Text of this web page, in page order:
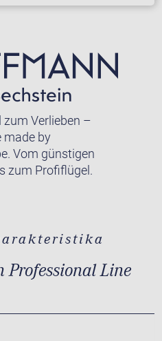
zum Verlieben –
made by
Vom günstigen
zum Profiflügel.
Professional Line